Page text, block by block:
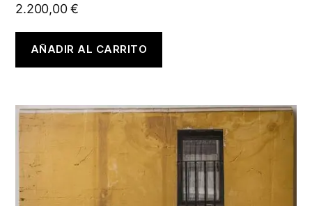
2.200,00€
AÑADIR AL CARRITO